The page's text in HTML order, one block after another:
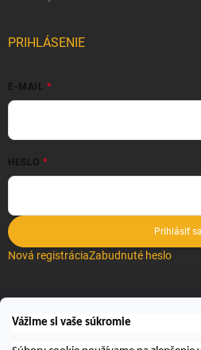
Vážime si vaše súkromie
PRIHLÁSENIE
E-MAIL
HESLO
Prihlásiť sa
Nová registráciaZabudnuté heslo